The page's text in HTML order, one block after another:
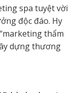
spa tuyệt vời
độc đáo. Hy
thẩm
dựng thương